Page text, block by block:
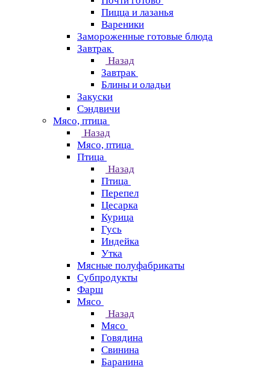
Пицца и лазанья
Вареники
Замороженные готовые блюда
Завтрак
Назад
Завтрак
Блины и оладьи
Закуски
Сэндвичи
Мясо, птица
Назад
Мясо, птица
Птица
Назад
Птица
Перепел
Цесарка
Курица
Гусь
Индейка
Утка
Мясные полуфабрикаты
Субпродукты
Фарш
Мясо
Назад
Мясо
Говядина
Свинина
Баранина